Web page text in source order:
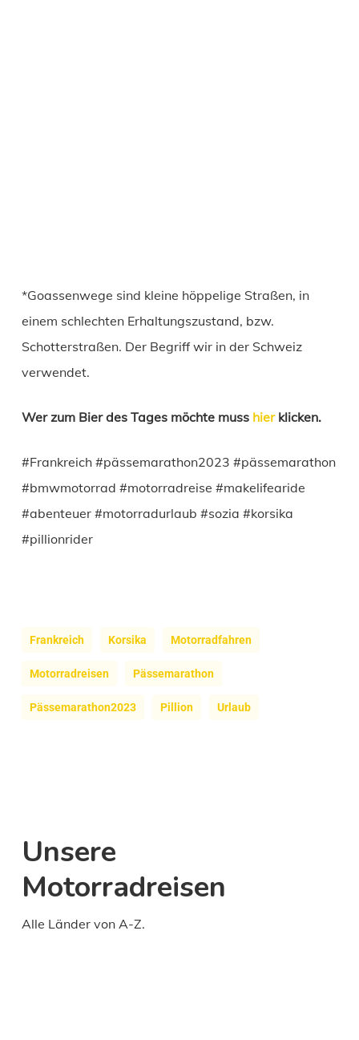
*Goassenwege sind kleine höppelige Straßen, in
einem schlechten Erhaltungszustand, bzw.
Schotterstraßen. Der Begriff wir in der Schweiz
verwendet.
Wer zum Bier des Tages möchte muss hierklicken.
#Frankreich #pässemarathon2023 #pässemarathon
#bmwmotorrad #motorradreise #makelifearide
#abenteuer #motorradurlaub #sozia #korsika
#pillionrider
Frankreich Korsika Motorradfahren
Motorradreisen Pässemarathon
Pässemarathon2023 Pillion Urlaub
Unsere
Motorradreisen
Alle Länder von A-Z.